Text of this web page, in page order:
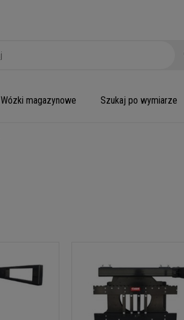
Wózki magazynowe Szukaj po wymiarze